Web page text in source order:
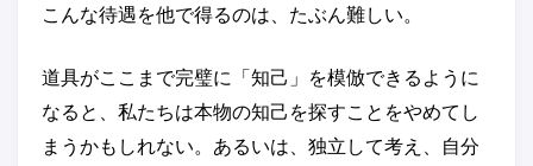
こんな待遇を他で得るのは、たぶん難しい。
道具がここまで完璧に「知己」を模倣できるように
なると、私たちは本物の知己を探すことをやめてし
まうかもしれない。あるいは、独立して考え、自分